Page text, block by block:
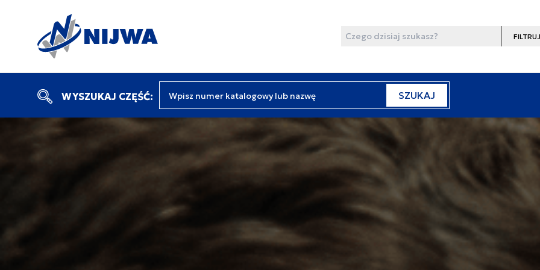
Wyszukaj
Filtruj
WYSZUKAJ CZĘŚĆ: SZUKAJ